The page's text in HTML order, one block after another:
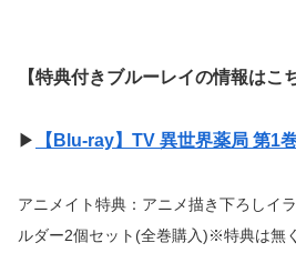
【特典付きブルーレイの情報はこ
▶ 【Blu-ray】TV 異世界薬局 第1
アニメイト特典：アニメ描き下ろしイ
ルダー2個セット(全巻購入)※特典は無